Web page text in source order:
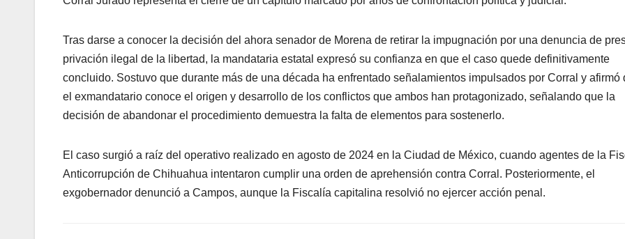
Tras darse a conocer la decisión del ahora senador de Morena de retirar la impugnación por una denuncia de
privación ilegal de la libertad, la mandataria estatal expresó su confianza en que el caso quede definitivamente
concluido. Sostuvo que durante más de una década ha enfrentado señalamientos impulsados por Corral y afirmó
el exmandatario conoce el origen y desarrollo de los conflictos que ambos han protagonizado, señalando que la
decisión de abandonar el procedimiento demuestra la falta de elementos para sostenerlo.
El caso surgió a raíz del operativo realizado en agosto de 2024 en la Ciudad de México, cuando agentes de la
Anticorrupción de Chihuahua intentaron cumplir una orden de aprehensión contra Corral. Posteriormente, el
exgobernador denunció a Campos, aunque la Fiscalía capitalina resolvió no ejercer acción penal.